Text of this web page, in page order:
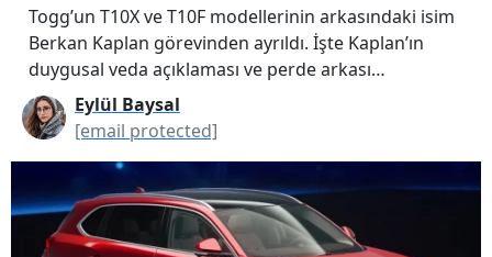
Togg’un T10X ve T10F modellerinin arkasındaki isim
Berkan Kaplan görevinden ayrıldı. İşte Kaplan’ın
duygusal veda açıklaması ve perde arkası…
Eylül Baysal
[email protected]